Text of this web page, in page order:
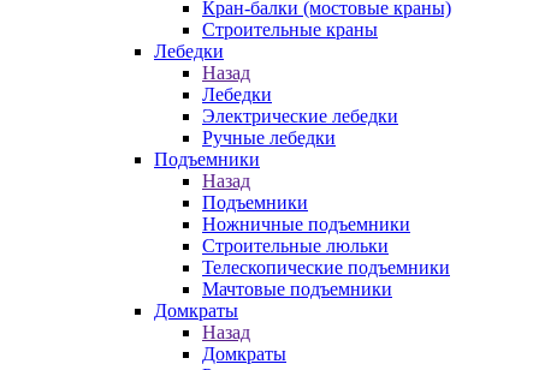
Кран-балки (мостовые краны)
Строительные краны
Лебедки
Назад
Лебедки
Электрические лебедки
Ручные лебедки
Подъемники
Назад
Подъемники
Ножничные подъемники
Строительные люльки
Телескопические подъемники
Мачтовые подъемники
Домкраты
Назад
Домкраты